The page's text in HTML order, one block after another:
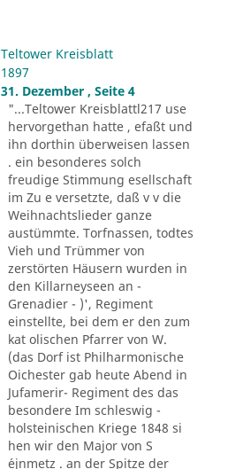
Teltower Kreisblatt
1897
31. Dezember , Seite 4
"...Teltower Kreisblattl217 use
hervorgethan hatte , efaßt und
ihn dorthin überweisen lassen
. ein besonderes solch
freudige Stimmung esellschaft
im Zu e versetzte, daß v v die
Weihnachtslieder ganze
austümmte. Torfnassen, todtes
Vieh und Trümmer von
zerstörten Häusern wurden in
den Killarneyseen an -
Grenadier - )', Regiment
einstellte, bei dem er den zum
kat olischen Pfarrer von W.
(das Dorf ist Philharmonische
Oichester gab heute Abend in
Jufamerir- Regiment des das
besondere Im schleswig -
holsteinischen Kriege 1848 si
hen wir den Major von S
´ejnmetz . an der Spitze der